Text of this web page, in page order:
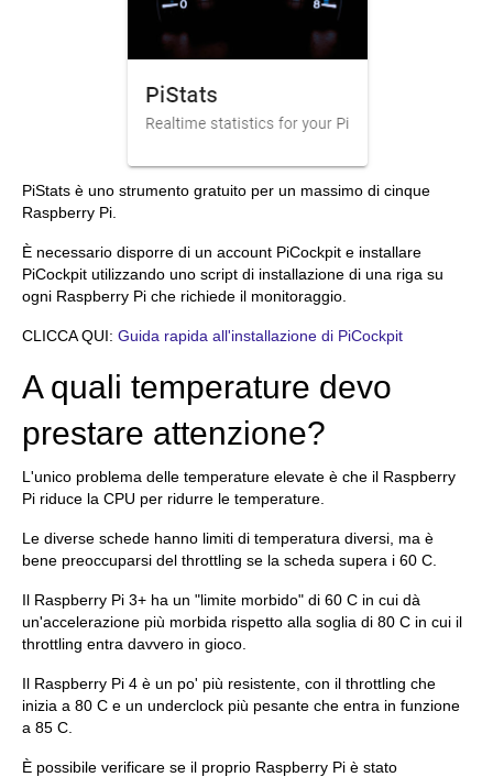
PiStats è uno strumento gratuito per un massimo di cinque
Raspberry Pi.
È necessario disporre di un account PiCockpit e installare
PiCockpit utilizzando uno script di installazione di una riga su
ogni Raspberry Pi che richiede il monitoraggio.
CLICCA QUI: Guida rapida all'installazione di PiCockpit
A quali temperature devo
prestare attenzione?
L'unico problema delle temperature elevate è che il Raspberry
Pi riduce la CPU per ridurre le temperature.
Le diverse schede hanno limiti di temperatura diversi, ma è
bene preoccuparsi del throttling se la scheda supera i 60 C.
Il Raspberry Pi 3+ ha un "limite morbido" di 60 C in cui dà
un'accelerazione più morbida rispetto alla soglia di 80 C in cui il
throttling entra davvero in gioco.
Il Raspberry Pi 4 è un po' più resistente, con il throttling che
inizia a 80 C e un underclock più pesante che entra in funzione
a 85 C.
È possibile verificare se il proprio Raspberry Pi è stato